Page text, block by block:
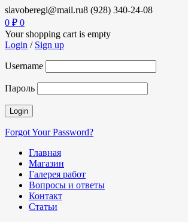
slavoberegi@mail.ru8 (928) 340-24-08
0 ₽ 0
Your shopping cart is empty
Login / Sign up
Username
Пароль
Forgot Your Password?
Главная
Магазин
Галерея работ
Вопросы и ответы
Контакт
Статьи